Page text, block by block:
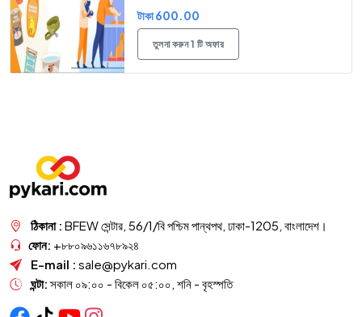
টাকা 600.00
তুলনা করুন 1 টি অফার
ঠিকানা : BFEW সেন্টার, 56/1/বি পশ্চিম পান্থপথ, ঢাকা-1205, বাংলাদেশ।
ফোন: +৮৮০৯৬১১৬৭৮৯২৪
E-mail : sale@pykari.com
ঘন্টা: সকাল ০৯:০০ - বিকেল ০৫:০০, শনি - বৃহস্পতি